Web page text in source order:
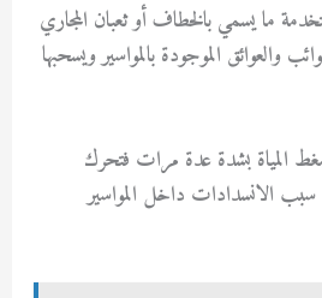
ما يسمي بالخطاف أو ثعبان المجاري
والعوائق الموجودة بالمواسير ويسحبها
المياة بشدة عدة مرات فتحرك
الانسدادات داخل المواسير